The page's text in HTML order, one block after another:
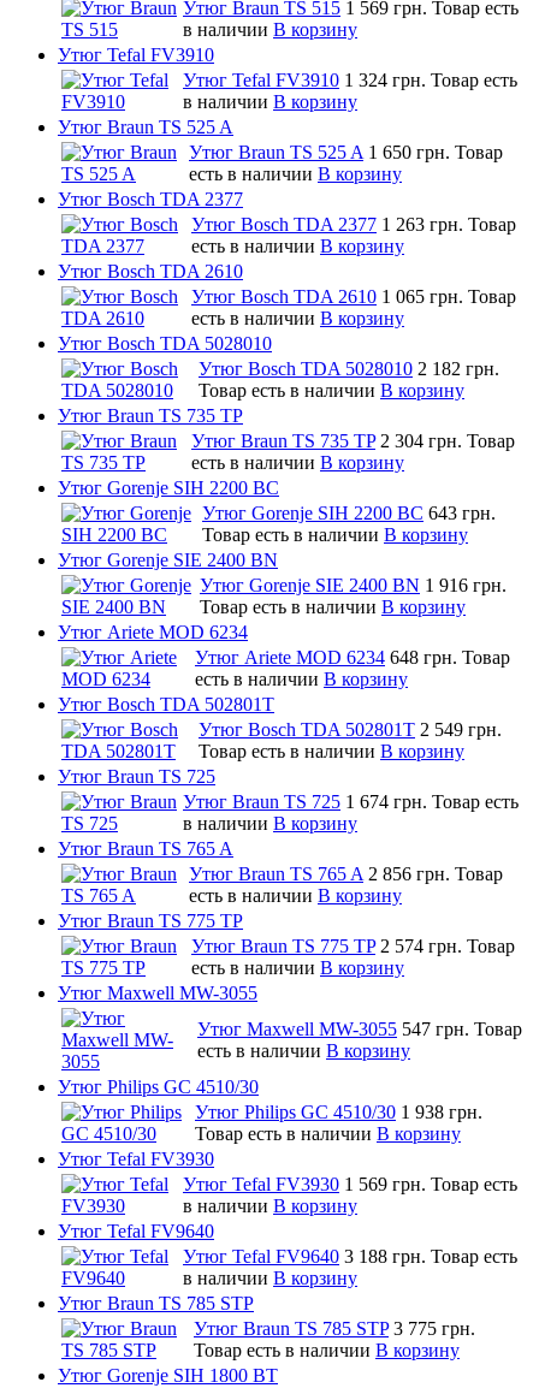
Утюг Braun TS 515 1 569 грн. Товар есть
в наличии В корзину
Утюг Tefal FV3910
Утюг Tefal FV3910 1 324 грн. Товар есть
в наличии В корзину
Утюг Braun TS 525 A
Утюг Braun TS 525 A 1 650 грн. Товар
есть в наличии В корзину
Утюг Bosch TDA 2377
Утюг Bosch TDA 2377 1 263 грн. Товар
есть в наличии В корзину
Утюг Bosch TDA 2610
Утюг Bosch TDA 2610 1 065 грн. Товар
есть в наличии В корзину
Утюг Bosch TDA 5028010
Утюг Bosch TDA 5028010 2 182 грн.
Товар есть в наличии В корзину
Утюг Braun TS 735 TP
Утюг Braun TS 735 TP 2 304 грн. Товар
есть в наличии В корзину
Утюг Gorenje SIH 2200 BC
Утюг Gorenje SIH 2200 BC 643 грн.
Товар есть в наличии В корзину
Утюг Gorenje SIE 2400 BN
Утюг Gorenje SIE 2400 BN 1 916 грн.
Товар есть в наличии В корзину
Утюг Ariete MOD 6234
Утюг Ariete MOD 6234 648 грн. Товар
есть в наличии В корзину
Утюг Bosch TDA 502801T
Утюг Bosch TDA 502801T 2 549 грн.
Товар есть в наличии В корзину
Утюг Braun TS 725
Утюг Braun TS 725 1 674 грн. Товар есть
в наличии В корзину
Утюг Braun TS 765 A
Утюг Braun TS 765 A 2 856 грн. Товар
есть в наличии В корзину
Утюг Braun TS 775 TP
Утюг Braun TS 775 TP 2 574 грн. Товар
есть в наличии В корзину
Утюг Maxwell MW-3055
Утюг Maxwell MW-3055 547 грн. Товар
есть в наличии В корзину
Утюг Philips GC 4510/30
Утюг Philips GC 4510/30 1 938 грн.
Товар есть в наличии В корзину
Утюг Tefal FV3930
Утюг Tefal FV3930 1 569 грн. Товар есть
в наличии В корзину
Утюг Tefal FV9640
Утюг Tefal FV9640 3 188 грн. Товар есть
в наличии В корзину
Утюг Braun TS 785 STP
Утюг Braun TS 785 STP 3 775 грн.
Товар есть в наличии В корзину
Утюг Gorenje SIH 1800 BT